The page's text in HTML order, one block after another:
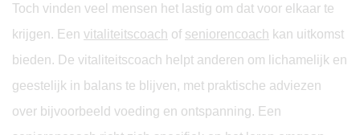
Toch vinden veel mensen het lastig om dat voor elkaar te
krijgen. Een vitaliteitscoach of seniorencoach kan uitkomst
bieden. De vitaliteitscoach helpt anderen om lichamelijk en
geestelijk in balans te blijven, met praktische adviezen
over bijvoorbeeld voeding en ontspanning. Een